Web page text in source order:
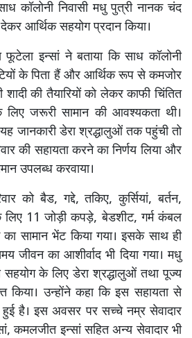
कॉलोनी निवासी मधु पुत्री नानक चंद
आर्थिक सहयोग प्रदान किया।
इन्सां ने बताया कि साध कॉलोनी
के पिता हैं और आर्थिक रूप से कमजोर
की तैयारियों को लेकर काफी चिंतित
लिए जरूरी सामान की आवश्यकता थी।
जानकारी डेरा श्रद्धालुओं तक पहुंची तो
की सहायता करने का निर्णय लिया और
उपलब्ध करवाया।
को बैड, गद्दे, तकिए, कुर्सियां, बर्तन,
लिए 11 जोड़ी कपड़े, बेडशीट, गर्म कंबल
सामान भेंट किया गया। इसके साथ ही
जीवन का आशीर्वाद भी दिया गया। मधु
के लिए डेरा श्रद्धालुओं तथा पूज्य
किया। उन्होंने कहा कि इस सहायता से
हुई है। इस अवसर पर सच्चे नम्र सेवादार
कमलजीत इन्सां सहित अन्य सेवादार भी